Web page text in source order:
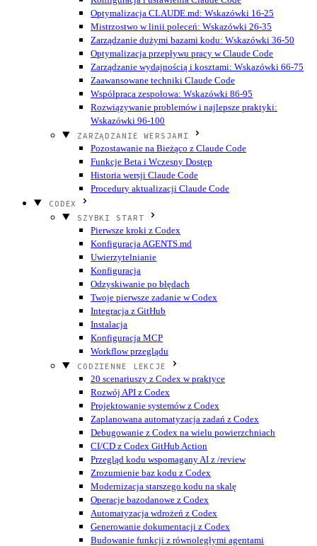
Optymalizacja CLAUDE.md: Wskazówki 16-25
Mistrzostwo w linii poleceń: Wskazówki 26-35
Zarządzanie dużymi bazami kodu: Wskazówki 36-50
Optymalizacja przepływu pracy w Claude Code
Zarządzanie wydajnością i kosztami: Wskazówki 66-75
Zaawansowane techniki Claude Code
Współpraca zespołowa: Wskazówki 86-95
Rozwiązywanie problemów i najlepsze praktyki:
Wskazówki 96-100
ZARZĄDZANIE WERSJAMI
Pozostawanie na Bieżąco z Claude Code
Funkcje Beta i Wczesny Dostęp
Historia wersji Claude Code
Procedury aktualizacji Claude Code
CODEX
SZYBKI START
Pierwsze kroki z Codex
Konfiguracja AGENTS.md
Uwierzytelnianie
Konfiguracja
Odzyskiwanie po błędach
Twoje pierwsze zadanie w Codex
Integracja z GitHub
Instalacja
Konfiguracja MCP
Workflow przeglądu
CODZIENNE LEKCJE
20 scenariuszy z Codex w praktyce
Rozwój API z Codex
Projektowanie systemów z Codex
Zaplanowana automatyzacja zadań z Codex
Debugowanie z Codex na wielu powierzchniach
CI/CD z Codex GitHub Action
Przegląd kodu wspomagany AI z /review
Zrozumienie baz kodu z Codex
Modernizacja starszego kodu na skalę
Operacje bazodanowe z Codex
Automatyzacja wdrożeń z Codex
Generowanie dokumentacji z Codex
Budowanie funkcji z równoległymi agentami